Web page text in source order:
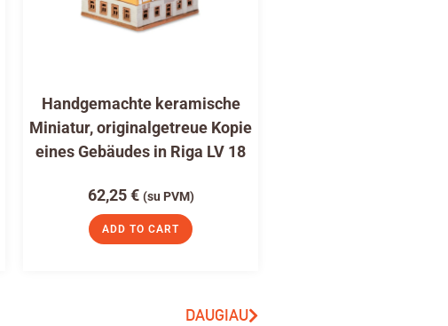
Handgemachte keramische
Miniatur, originalgetreue Kopie
eines Gebäudes in Riga LV 18
62,25€ (su PVM)
ADD TO CART
DAUGIAU